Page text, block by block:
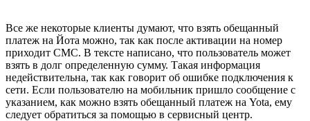
Все же некоторые клиенты думают, что взять обещанный
платеж на Йота можно, так как после активации на номер
приходит СМС. В тексте написано, что пользователь может
взять в долг определенную сумму. Такая информация
недействительна, так как говорит об ошибке подключения к
сети. Если пользователю на мобильник пришло сообщение с
указанием, как можно взять обещанный платеж на Yota, ему
следует обратиться за помощью в сервисный центр.